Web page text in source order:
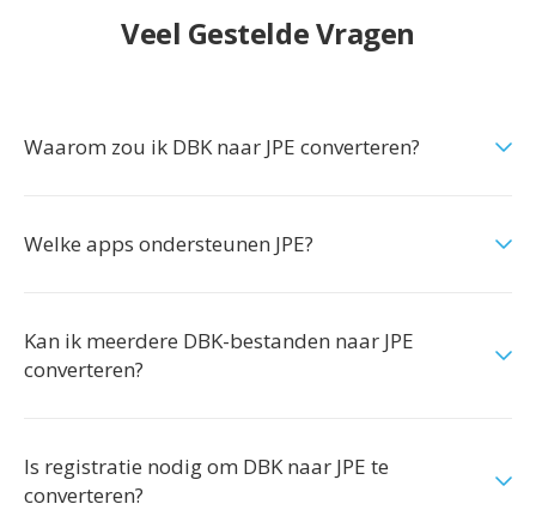
Veel Gestelde Vragen
Waarom zou ik DBK naar JPE converteren?
Welke apps ondersteunen JPE?
Kan ik meerdere DBK-bestanden naar JPE
converteren?
Is registratie nodig om DBK naar JPE te
converteren?